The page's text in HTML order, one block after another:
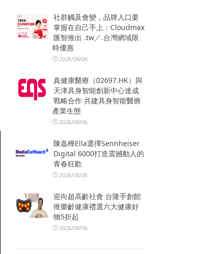
社群觸及會變，品牌入口要
掌握在自己手上：Cloudmax
匯智推出 .tw／.台灣網域限
時優惠
2026/08/06
真健康醫療（02697.HK）與
天津具身智能創新中心達成
戰略合作 共建具身智能醫療
產業生態
2026/08/06
陳嘉樺Ella選擇Sennheiser
Digital 6000打造震撼動人的
青春狂歡
2026/08/06
迎向超高齡社會 台隆手創館
推樂齡健康禮選六大健康好
物5折起
2026/08/06